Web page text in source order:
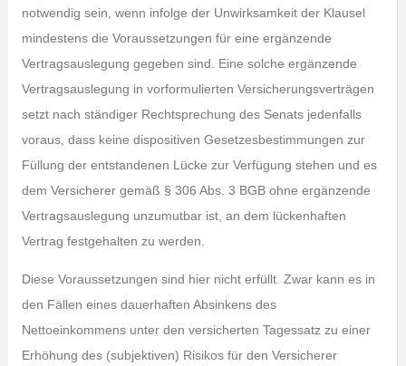
notwendig sein, wenn infolge der Unwirksamkeit der Klausel
mindestens die Voraussetzungen für eine ergänzende
Vertragsauslegung gegeben sind. Eine solche ergänzende
Vertragsauslegung in vorformulierten Versicherungsverträgen
setzt nach ständiger Rechtsprechung des Senats jedenfalls
voraus, dass keine dispositiven Gesetzesbestimmungen zur
Füllung der entstandenen Lücke zur Verfügung stehen und es
dem Versicherer gemäß § 306 Abs. 3 BGB ohne ergänzende
Vertragsauslegung unzumutbar ist, an dem lückenhaften
Vertrag festgehalten zu werden.
Diese Voraussetzungen sind hier nicht erfüllt. Zwar kann es in
den Fällen eines dauerhaften Absinkens des
Nettoeinkommens unter den versicherten Tagessatz zu einer
Erhöhung des (subjektiven) Risikos für den Versicherer